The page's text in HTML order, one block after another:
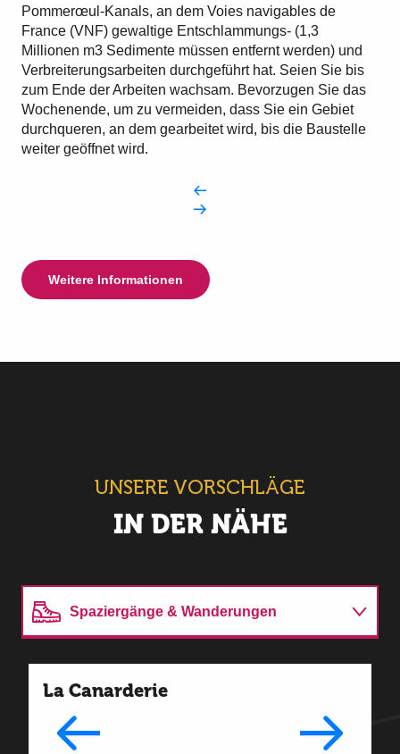
Pommerœul-Kanals, an dem Voies navigables de
France (VNF) gewaltige Entschlammungs- (1,3
Millionen m3 Sedimente müssen entfernt werden) und
Verbreiterungsarbeiten durchgeführt hat. Seien Sie bis
zum Ende der Arbeiten wachsam. Bevorzugen Sie das
Wochenende, um zu vermeiden, dass Sie ein Gebiet
durchqueren, an dem gearbeitet wird, bis die Baustelle
weiter geöffnet wird.
Weitere Informationen
UNSERE VORSCHLÄGE
IN DER NÄHE
Spaziergänge & Wanderungen
Aktivitäten
Unterkünfte
La Canarderie